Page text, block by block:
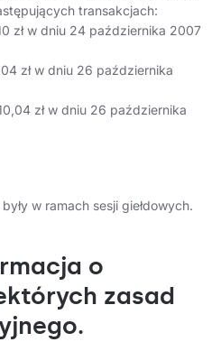
transakcjach:
zł w dniu 24 października 2007
zł w dniu 26 października
zł w dniu 26 października
w ramach sesji giełdowych.
o
zasad